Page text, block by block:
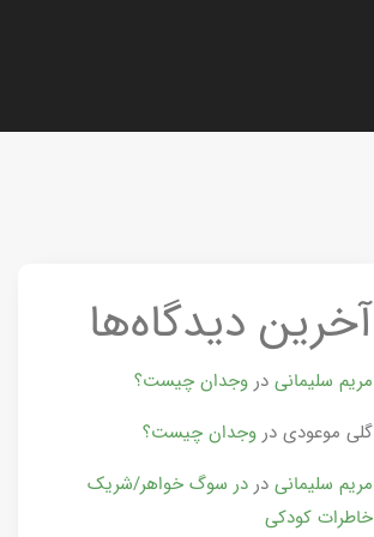
آخرین دیدگاه‌ها
مریم سلیمانی دروجدان چیست؟
گلی موعودی دروجدان چیست؟
مریم سلیمانی دردر سوگ خواهر/شریک
خاطرات کودکی